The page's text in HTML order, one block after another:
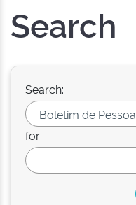
Search
Search:
for